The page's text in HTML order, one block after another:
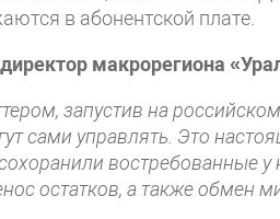
в абонентской плате.
макрорегиона
запустив на
сами управлять. Это
востребованные у
остатков, а также обмен